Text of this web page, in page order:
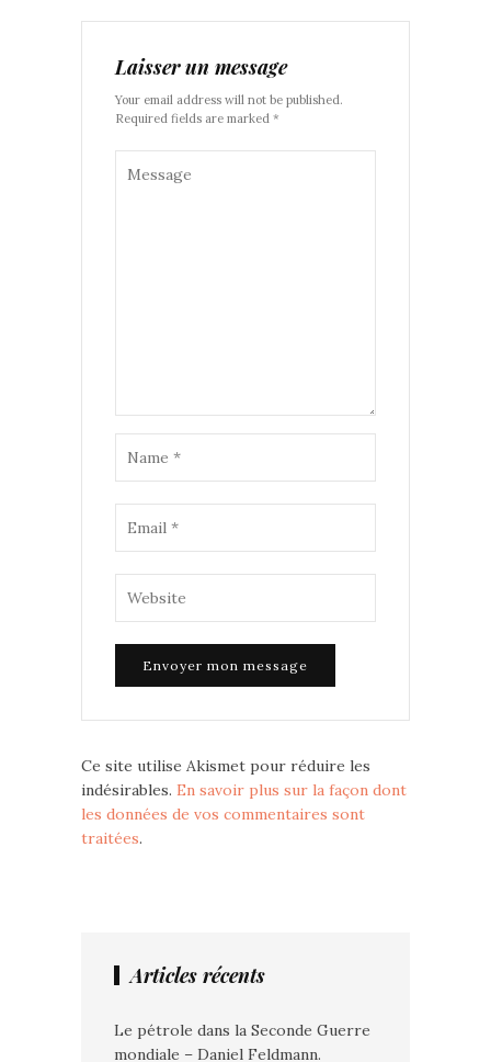
Laisser un message
Your email address will not be published.
Required fields are marked *
Ce site utilise Akismet pour réduire les
indésirables. En savoir plus sur la façon dont
les données de vos commentaires sont
traitées.
Articles récents
Le pétrole dans la Seconde Guerre
mondiale – Daniel Feldmann.